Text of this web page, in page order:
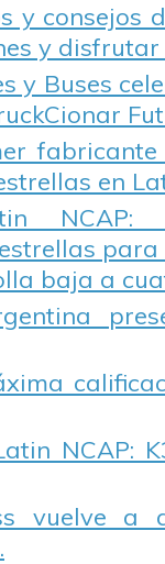
y consejos
y disfrutar
y Buses
en
NCAP:
para
baja a
NCAP:
vuelve a